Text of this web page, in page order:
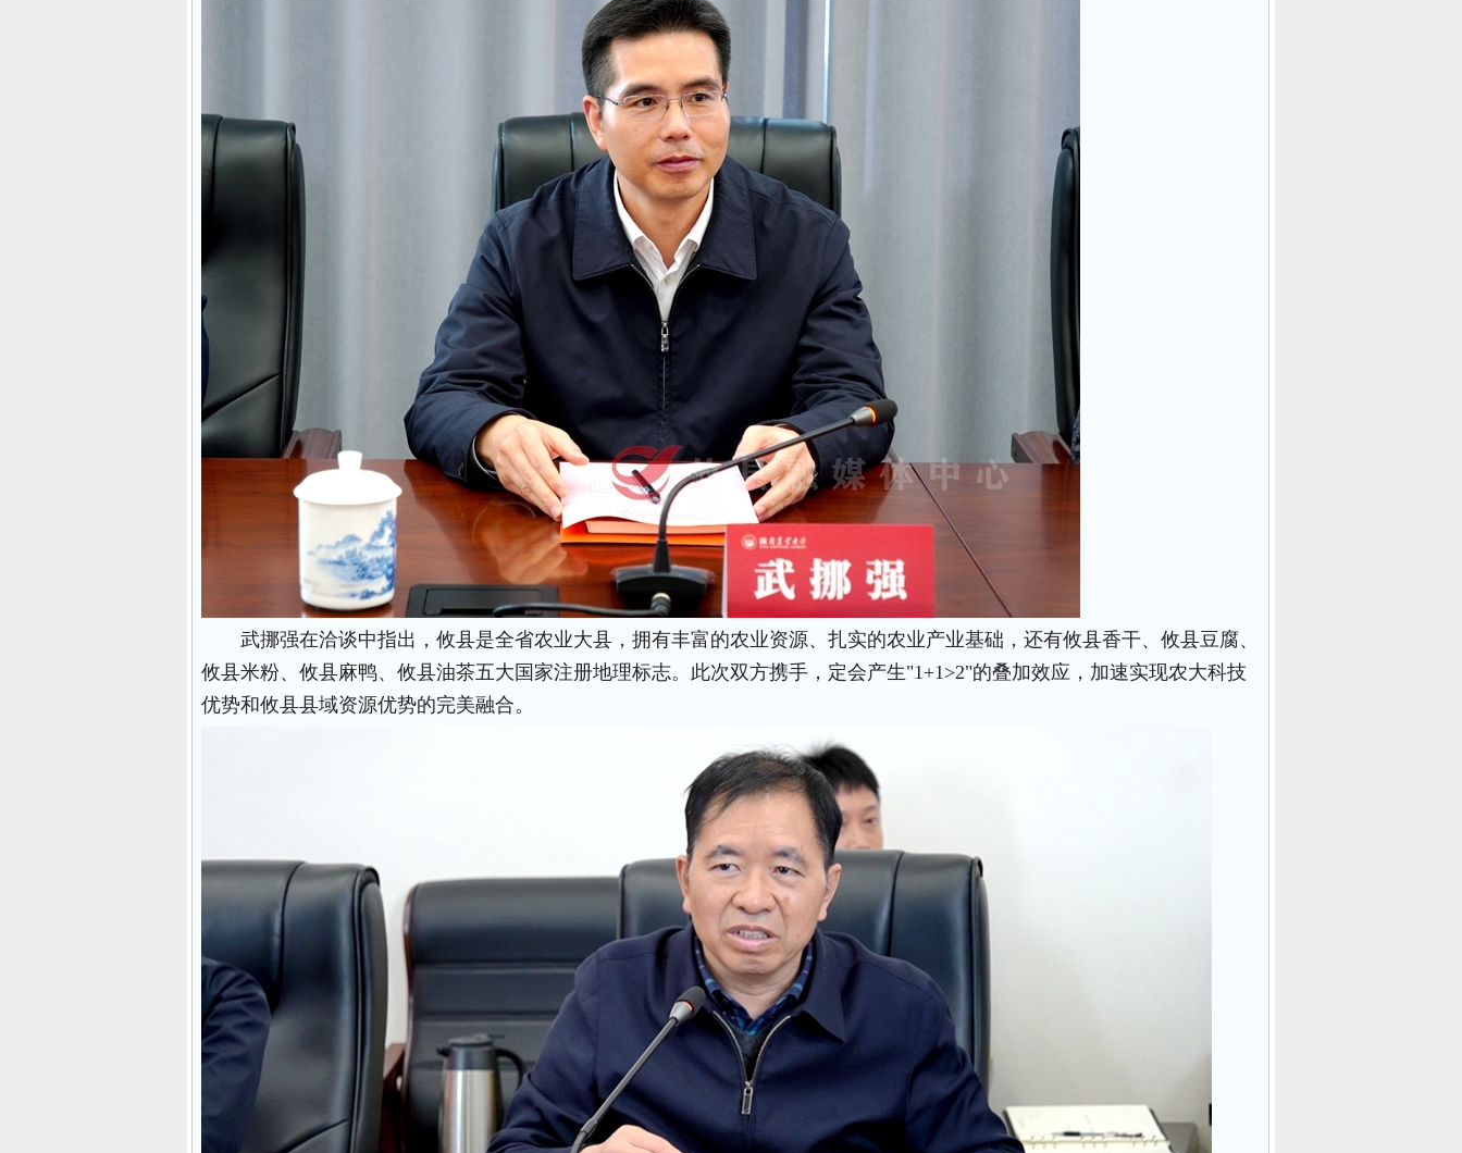
武挪强在洽谈中指出，攸县是全省农业大县，拥有丰富的农业资源、扎实的农业产业基础，还有攸县香干、攸县豆腐、
攸县米粉、攸县麻鸭、攸县油茶五大国家注册地理标志。此次双方携手，定会产生"1+1>2"的叠加效应，加速实现农大科技
优势和攸县县域资源优势的完美融合。